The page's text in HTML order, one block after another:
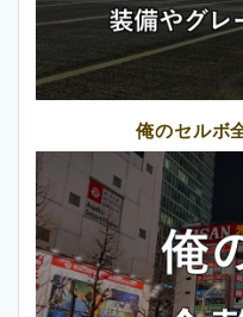
俺のセルボ